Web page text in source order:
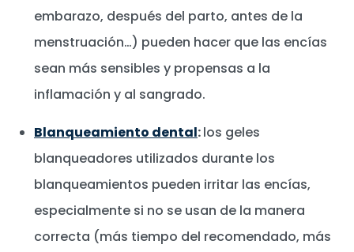
embarazo, después del parto, antes de la
menstruación…) pueden hacer que las encías
sean más sensibles y propensas a la
inflamación y al sangrado.
Blanqueamiento dental:los geles
blanqueadores utilizados durante los
blanqueamientos pueden irritar las encías,
especialmente si no se usan de la manera
correcta (más tiempo del recomendado, más